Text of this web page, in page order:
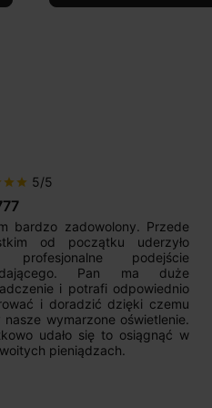
starstar starstar
Pasieczna
sklep internetowy SalonLED.
mi na czasie żeby zakupić
system szyn Multiline, w piątek
do sklepu, otrzymałam
ofertę, a już w
towar był u mnie.Super
i świetna opieka nad
– wszystko zostało
wyjaśnione. Na pewno